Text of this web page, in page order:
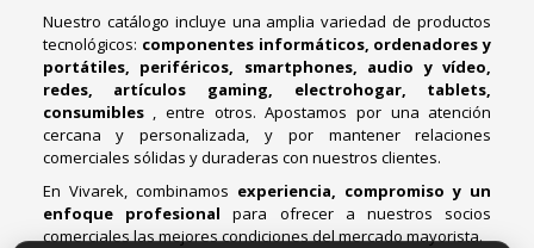
Nuestro catálogo incluye una amplia variedad de productos
tecnológicos: componentes informáticos, ordenadores y
portátiles, periféricos, smartphones, audio y vídeo,
redes, artículos gaming, electrohogar, tablets,
consumibles , entre otros. Apostamos por una atención
cercana y personalizada, y por mantener relaciones
comerciales sólidas y duraderas con nuestros clientes.
En Vivarek, combinamos experiencia, compromiso y un
enfoque profesionalpara ofrecer a nuestros socios
comerciales las mejores condiciones del mercado mayorista.